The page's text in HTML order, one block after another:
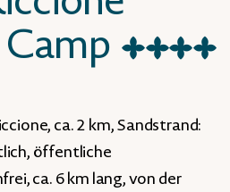
★★★★
ca. 2 km, Sandstrand:
öffentliche
ca. 6 km lang, von der